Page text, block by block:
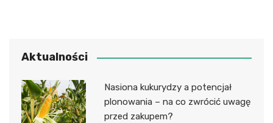
Aktualności
Nasiona kukurydzy a potencjał
plonowania – na co zwrócić uwagę
przed zakupem?